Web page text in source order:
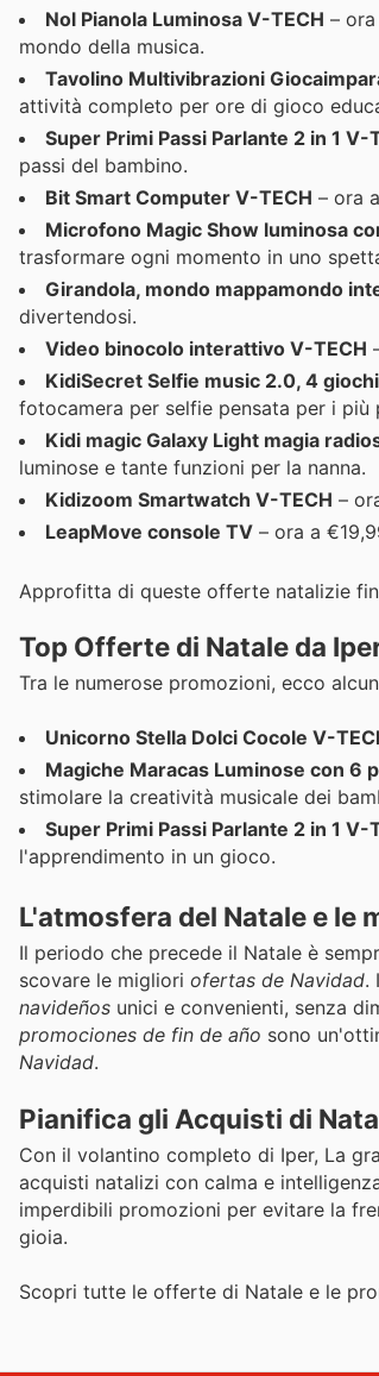
Nol Pianola Luminosa V-TECH –
mondo della musica.
Tavolino Multivibrazioni
attività completo per ore di gioco
Super Primi Passi Parlante 2 in 1 V-
passi del bambino.
Bit Smart Computer V-TECH – ora
Microfono Magic Show luminosa
trasformare ogni momento in uno
Girandola, mondo mappamondo
divertendosi.
Video binocolo interattivo V-TECH
KidiSecret Selfie music 2.0, 4
fotocamera per selfie pensata per i
Kidi magic Galaxy Light magia
luminose e tante funzioni per la nanna.
Kidizoom Smartwatch V-TECH –
LeapMove console TV – ora a
Approfitta di queste offerte natalizie
Top Offerte di Natale da
Tra le numerose promozioni, ecco
Unicorno Stella Dolci Cocole V-
Magiche Maracas Luminose con 6
stimolare la creatività musicale dei
Super Primi Passi Parlante 2 in 1 V-
l'apprendimento in un gioco.
L'atmosfera del Natale e le
Il periodo che precede il Natale è
scovare le migliori ofertas de Navidad.
navideños unici e convenienti, senza
promociones de fin de año sono
Navidad.
Pianifica gli Acquisti di
Con il volantino completo di Iper, La
acquisti natalizi con calma e
imperdibili promozioni per evitare la
gioia.
Scopri tutte le offerte di Natale e le